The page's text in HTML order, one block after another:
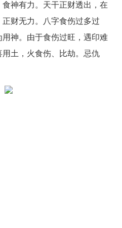
神有力。天干正财透出，在
财无力。八字食伤过多过
神。由于食伤过旺，遇印难
土，火食伤、比劫。忌仇